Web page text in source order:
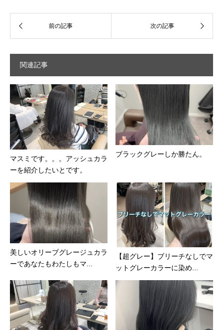
関連記事
マスミです。。。アッシュカラ
ーを紹介したいとです。
ブラックグレーしか勝たん。
美しいオリーブグレージュカラ
ーであなたもわたしもマ...
【超グレー】ブリーチなしでマ
ットグレーカラーに染め...